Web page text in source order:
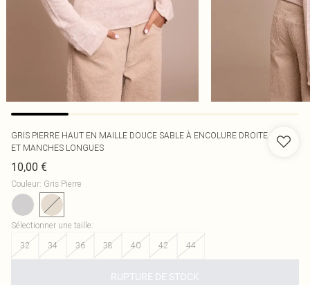
GRIS PIERRE HAUT EN MAILLE DOUCE SABLE À ENCOLURE DROITE
ET MANCHES LONGUES
10,00 €
Couleur: Gris Pierre
Sélectionner une taille:
32
34 36 38 40 42 44
RUPTURE DE STOCK